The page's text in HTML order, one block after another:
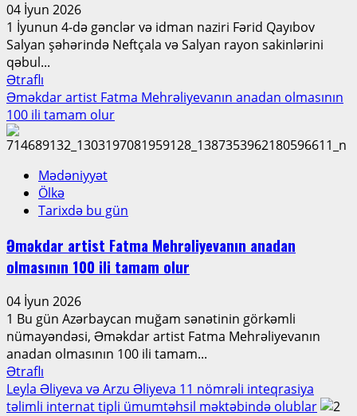
04 İyun 2026
1 İyunun 4-də gənclər və idman naziri Fərid Qayıbov
Salyan şəhərində Neftçala və Salyan rayon sakinlərini
qəbul...
Ətraflı
more
about
Qayıbov
Salyan
şəhərində
Neftçala
və
Salyan
rayon
sakinlərini
edib
Əməkdar artist Fatma Mehrəliyevanın anadan olmasının
100 ili tamam olur
Mədəniyyət
Ölkə
Tarixdə bu gün
Əməkdar artist Fatma Mehrəliyevanın anadan
olmasının 100 ili tamam olur
04 İyun 2026
1 Bu gün Azərbaycan muğam sənətinin görkəmli
nümayəndəsi, Əməkdar artist Fatma Mehrəliyevanın
anadan olmasının 100 ili tamam...
Ətraflı
more
about
Leyla Əliyeva və Arzu Əliyeva 11 nömrəli inteqrasiya
təlimli internat tipli ümumtəhsil məktəbində olublar